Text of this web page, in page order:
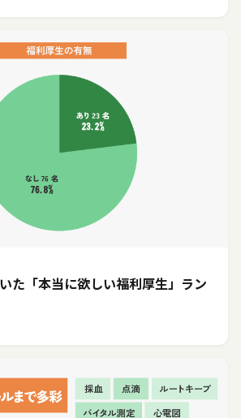
た「本当に欲しい福利厚生」ラン